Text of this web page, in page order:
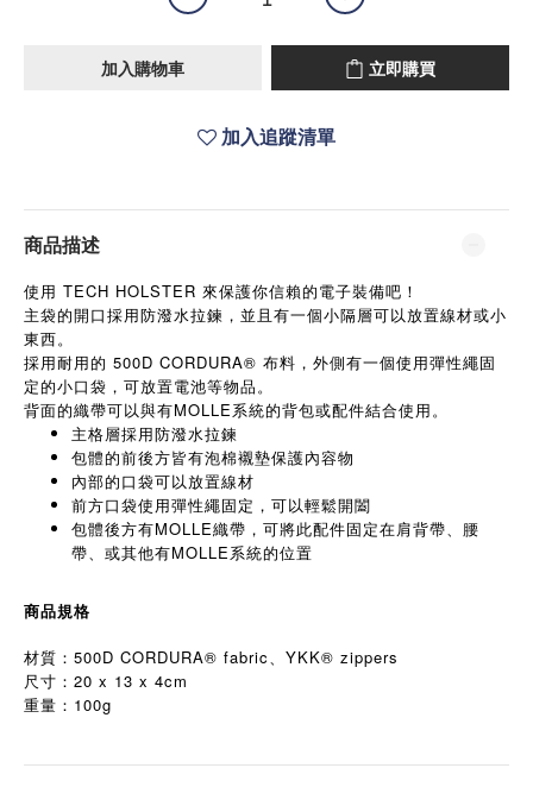
加入購物車 立即購買
加入追蹤清單
商品描述
使用 TECH HOLSTER 來保護你信賴的電子裝備吧！
主袋的開口採用防潑水拉鍊，並且有一個小隔層可以放置線材或小
東西。
採用耐用的 500D CORDURA® 布料，外側有一個使用彈性繩固
定的小口袋，可放置電池等物品。
背面的織帶可以與有MOLLE系統的背包或配件結合使用。
主格層採用防潑水拉鍊
包體的前後方皆有泡棉襯墊保護內容物
內部的口袋可以放置線材
前方口袋使用彈性繩固定，可以輕鬆開闔
包體後方有MOLLE織帶，可將此配件固定在肩背帶、腰
帶、或其他有MOLLE系統的位置
商品規格
材質：500D CORDURA® fabric、YKK® zippers
尺寸：20 x 13 x 4cm
重量： 100g